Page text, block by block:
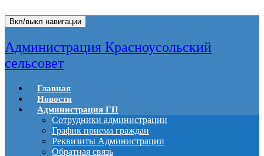
Вкл/выкл навигации
Администрация Красноусольский
сельсовет
Главная
Новости
Администрация ГП
Сотрудники администрации
График приема граждан
Реквизиты Администрации
Обратная связь